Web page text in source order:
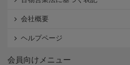
会社概要
ヘルプページ
会員向けメニュー